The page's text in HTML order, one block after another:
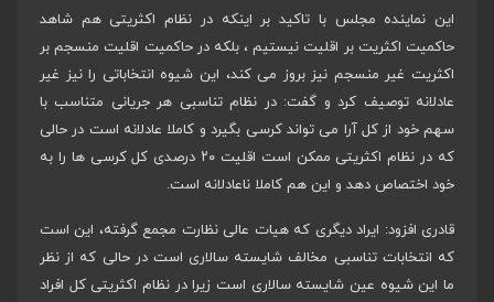
این نماینده مجلس با تاکید بر اینکه در نظام اکثریتی هم شاهد
حاکمیت اکثریت بر اقلیت نیستیم ، بلکه در حاکمیت اقلیت منسجم بر
اکثریت غیر منسجم نیز بروز می کند، این شیوه انتخاباتی را نیز غیر
عادلانه توصیف کرد و گفت: در نظام تناسبی هر جریانی متناسب با
سهم خود از کل آرا می تواند کرسی بگیرد و کاملا عادلانه است در حالی
که در نظام اکثریتی ممکن است اقلیت ۲۰ درصدی کل کرسی ها را به
خود اختصاص دهد و این هم کاملا ناعادلانه است.
قادری افزود: ایراد دیگری که هیات عالی نظارت مجمع گرفته، این است
که انتخابات تناسبی مخالف شایسته سالاری است در حالی که از نظر
ما این شیوه عین شایسته سالاری است زیرا در نظام اکثریتی کل افراد